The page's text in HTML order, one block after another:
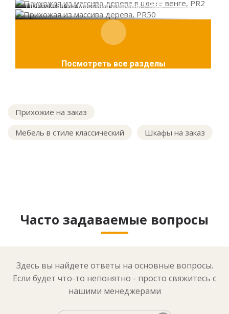
Прихожая из массива дерева, PR50
Посмотреть все разделы
Прихожие на заказ
Мебель в стиле классический
Шкафы на заказ
Часто задаваемые вопросы
Здесь вы найдете ответы на основные вопросы.
Если будет что-то непонятно - просто свяжитесь с
нашими менеджерами